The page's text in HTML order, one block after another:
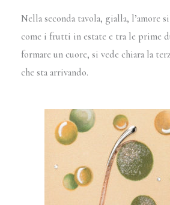
Nella seconda tavola, gialla, l’amore
come i frutti in estate e tra le prime
formare un cuore, si vede chiara la
che sta arrivando.